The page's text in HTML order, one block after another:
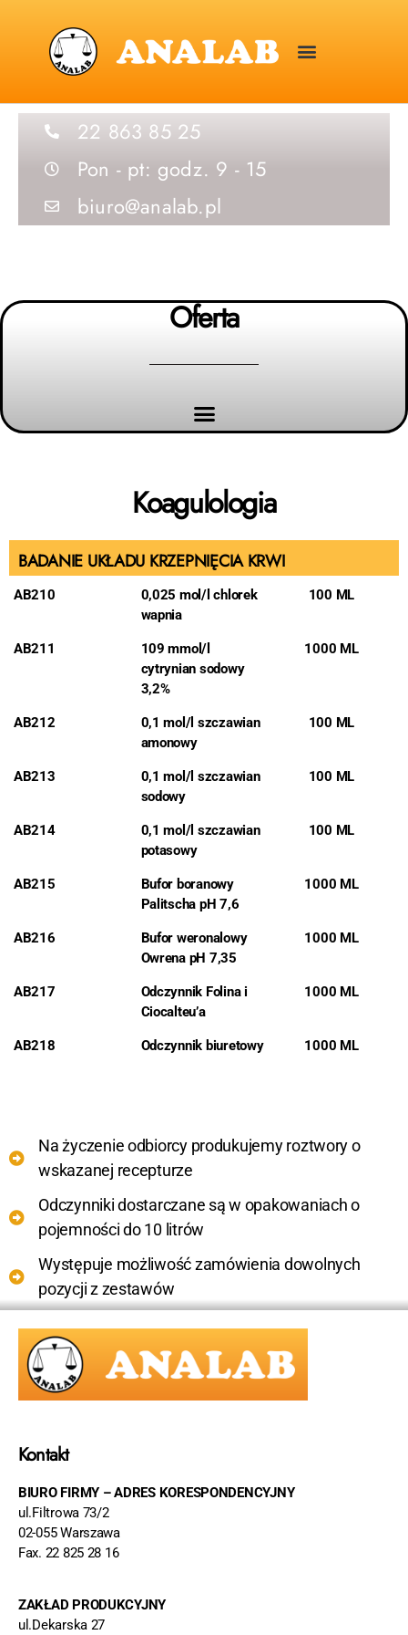
22 863 85 25
Pon - pt: godz. 9 - 15
biuro@analab.pl
Koagulologia
BADANIE UKŁADU KRZEPNIĘCIA KRWI
AB210
0,025 mol/l chlorek
wapnia
100 ML
AB211
109 mmol/l
cytrynian sodowy
3,2%
1000 ML
AB212
0,1 mol/l szczawian
amonowy
100 ML
AB213
0,1 mol/l szczawian
sodowy
100 ML
AB214
0,1 mol/l szczawian
potasowy
100 ML
AB215
Bufor boranowy
Palitscha pH 7,6
1000 ML
AB216
Bufor weronalowy
Owrena pH 7,35
1000 ML
AB217
Odczynnik Folina i
Ciocalteu’a
1000 ML
AB218 Odczynnik biuretowy 1000 ML
Na życzenie odbiorcy produkujemy roztwory o
wskazanej recepturze
Odczynniki dostarczane są w opakowaniach o
pojemności do 10 litrów
Występuje możliwość zamówienia dowolnych
pozycji z zestawów
Oferta
Kontakt
BIURO FIRMY – ADRES KORESPONDENCYJNY
ul.Filtrowa 73/2
02-055 Warszawa
Fax. 22 825 28 16
ZAKŁAD PRODUKCYJNY
ul.Dekarska 27